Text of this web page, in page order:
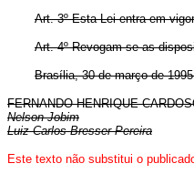
Art. 3º Esta Lei entra em
Art. 4º Revogam-se as
Brasília, 30 de março de
FERNANDO HENRIQUE
Nelson Jobim
Luiz Carlos Bresser Pereira
Este texto não substitui o